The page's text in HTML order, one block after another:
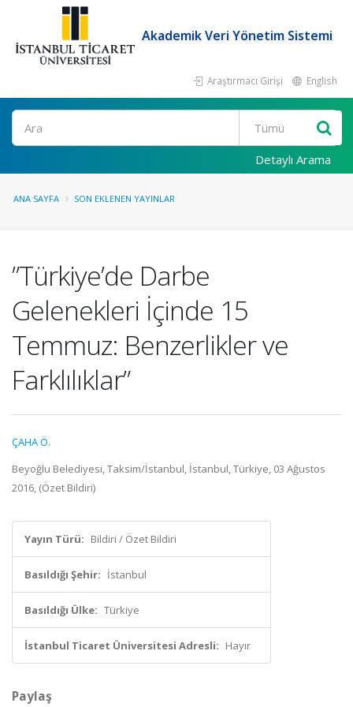
Akademik Veri Yönetim Sistemi
Araştırmacı Girişi English
Ara
Detaylı Arama
ANA SAYFA SON EKLENEN YAYINLAR
”Türkiye’de Darbe
Gelenekleri İçinde 15
Temmuz: Benzerlikler ve
Farklılıklar”
ÇAHA Ö.
Beyoğlu Belediyesi, Taksim/İstanbul, İstanbul, Türkiye, 03 Ağustos
2016, (Özet Bildiri)
Yayın Türü: Bildiri / Özet Bildiri
Basıldığı Şehir: İstanbul
Basıldığı Ülke: Türkiye
İstanbul Ticaret Üniversitesi Adresli: Hayır
Paylaş